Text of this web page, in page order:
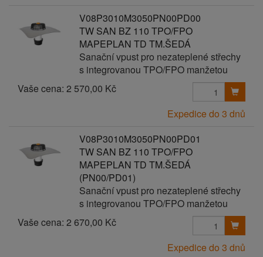
V08P3010M3050PN00PD00
TW SAN BZ 110 TPO/FPO
MAPEPLAN TD TM.ŠEDÁ
Sanační vpust pro nezateplené střechy
s integrovanou TPO/FPO manžetou
Vaše cena: 2 570,00 Kč
Expedice do 3 dnů
V08P3010M3050PN00PD01
TW SAN BZ 110 TPO/FPO
MAPEPLAN TD TM.ŠEDÁ
(PN00/PD01)
Sanační vpust pro nezateplené střechy
s integrovanou TPO/FPO manžetou
Vaše cena: 2 670,00 Kč
Expedice do 3 dnů